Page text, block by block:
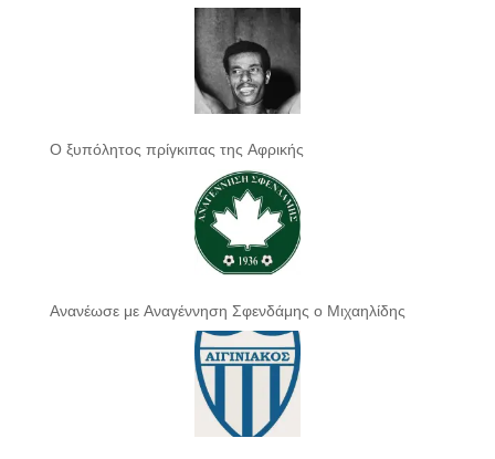
Ο ξυπόλητος πρίγκιπας της Αφρικής
Ανανέωσε με Αναγέννηση Σφενδάμης ο Μιχαηλίδης